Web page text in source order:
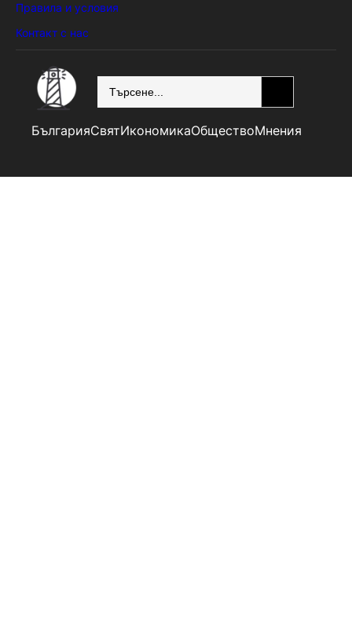
Правила и условия
Контакт с нас
БългарияСвятИкономикаОбществоМнения